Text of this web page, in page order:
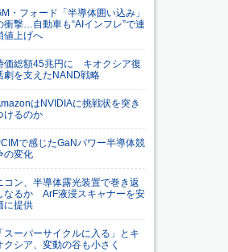
・フォード「半導体囲い込み」
衝撃…自動車も“AIインフレ”で連
値上げへ
価総額45兆円に キオクシア復
劇を支えたNAND戦略
はNVIDIAに挑戦状を突き
けるのか
で感じたGaNパワー半導体競
の変化
コン、半導体露光装置で巻き返
なるか ArF液浸スキャナーを安
に提供
「スーパーサイクルに入る」とキ
クシア、変動の谷も小さく